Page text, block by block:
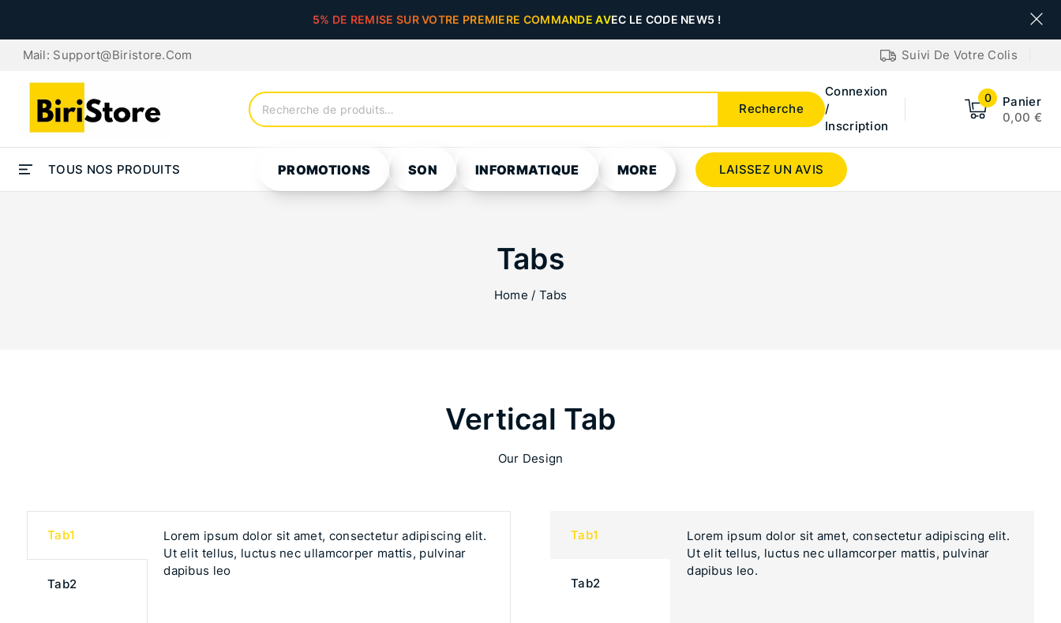
5% DE REMISE SUR VOTRE PREMIERE COMMANDE AVEC LE CODE NEW5 !
Mail: Support@biristore.com Suivi De Votre Colis
Recherche
Connexion
/
Inscription
Panier
0
0,00 €
TOUS NOS PRODUITS PROMOTIONS SON INFORMATIQUE MORE LAISSEZ UN AVIS
Tabs
Home / Tabs
Vertical Tab
Our Design
Tab1
Tab2
Lorem ipsum dolor sit amet, consectetur adipiscing elit.
Ut elit tellus, luctus nec ullamcorper mattis, pulvinar
dapibus leo
Tab1
Tab2
Lorem ipsum dolor sit amet, consectetur adipiscing elit.
Ut elit tellus, luctus nec ullamcorper mattis, pulvinar
dapibus leo.